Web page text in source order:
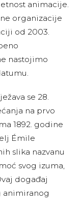
animacije.
organizacije
od 2003.
nastojimo
se 28.
na prvo
1892. godine
Émile
slika nazvanu
svog izuma,
događaj
animiranog